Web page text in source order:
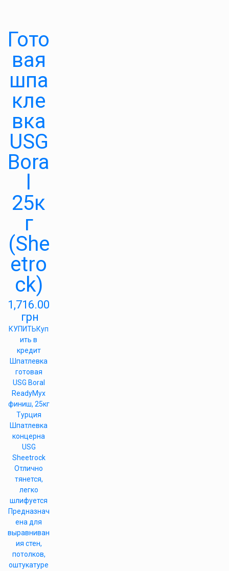
Гото
вая
шпа
кле
вка
USG
Bora
25к
г
(She
etro
ck)
1,716.00
грн
КУПИТЬКуп
ить в
кредит
Шпатлевка
готовая
USG Boral
ReadyMyx
финиш, 25кг
Турция
Шпатлевка
концерна
USG
Sheetrock
Отлично
тянется,
легко
шлифуется
Предназнач
ена для
выравниван
ия стен,
потолков,
оштукатуре